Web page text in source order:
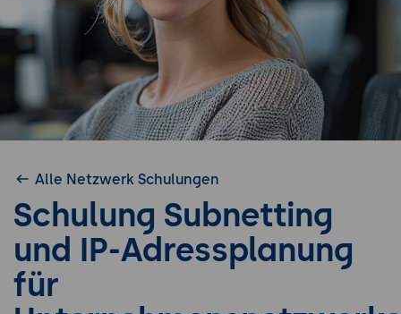
Alle Netzwerk Schulungen
Schulung Subnetting
und IP-Adressplanung
für